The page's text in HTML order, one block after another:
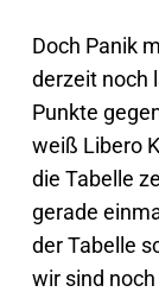
Doch Panik
derzeit noch
Punkte
weiß Libero
die Tabelle
gerade
der Tabelle
wir sind